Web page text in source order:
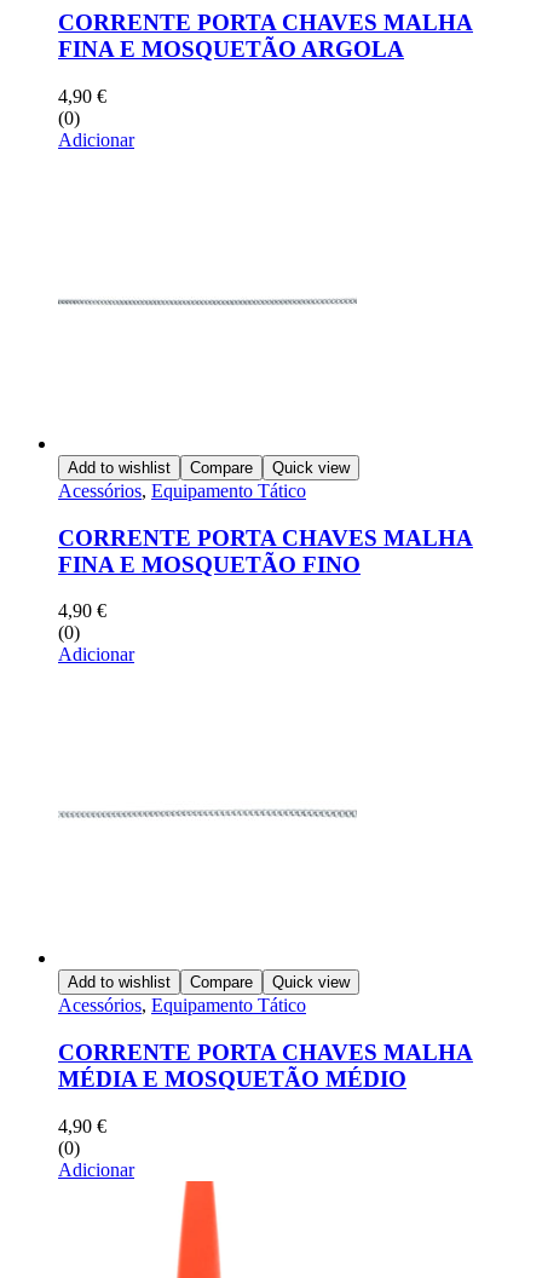
CORRENTE PORTA CHAVES MALHA
FINA E MOSQUETÃO ARGOLA
4,90 €
(0)
Adicionar
Add to wishlist Compare Quick view
Acessórios, Equipamento Tático
CORRENTE PORTA CHAVES MALHA
FINA E MOSQUETÃO FINO
4,90 €
(0)
Adicionar
Add to wishlist Compare Quick view
Acessórios, Equipamento Tático
CORRENTE PORTA CHAVES MALHA
MÉDIA E MOSQUETÃO MÉDIO
4,90 €
(0)
Adicionar